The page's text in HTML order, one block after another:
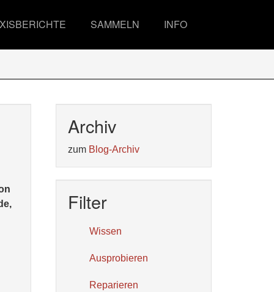
SAMMELN INFO
Archiv
zum Blog-Archiv
Filter
Wissen
Ausprobieren
Reparieren